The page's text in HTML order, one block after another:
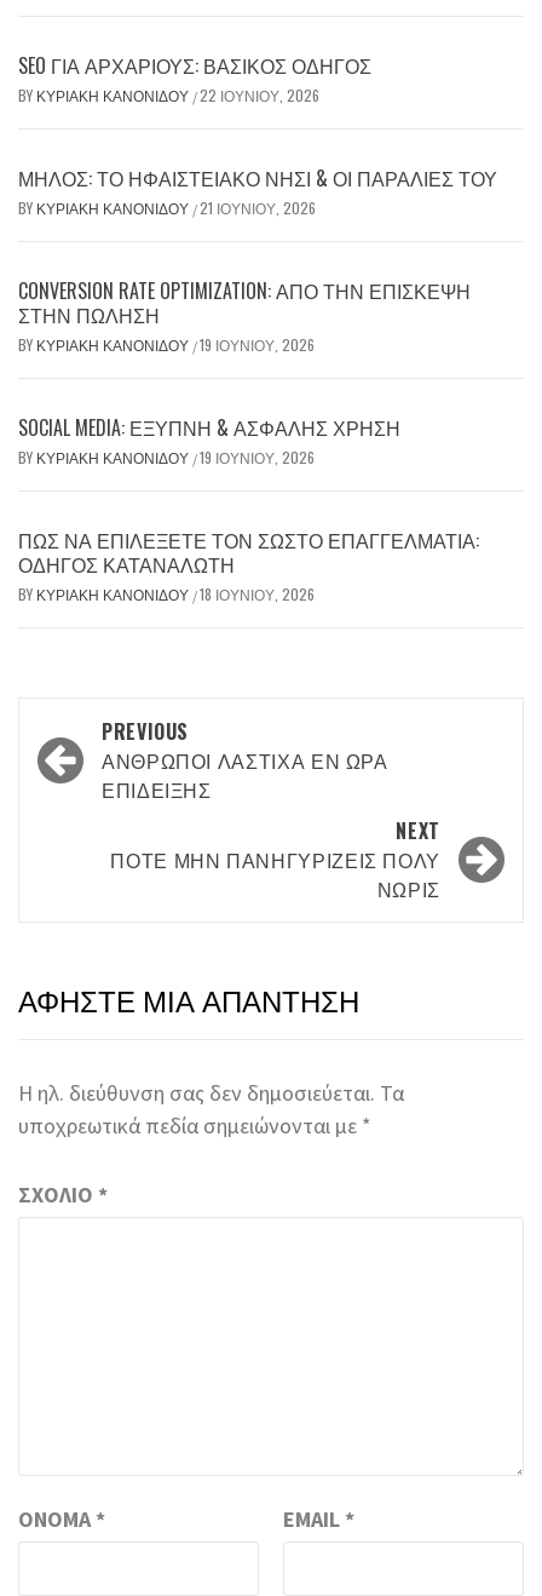
SEO ΓΙΑ ΑΡΧΆΡΙΟΥΣ: ΒΑΣΙΚΌΣ ΟΔΗΓΌΣ
BY ΚΥΡΙΑΚΉ ΚΑΝΟΝΊΔΟΥ /22 ΙΟΥΝΊΟΥ, 2026
ΜΉΛΟΣ: ΤΟ ΗΦΑΙΣΤΕΙΑΚΌ ΝΗΣΊ & ΟΙ ΠΑΡΑΛΊΕΣ ΤΟΥ
BY ΚΥΡΙΑΚΉ ΚΑΝΟΝΊΔΟΥ /21 ΙΟΥΝΊΟΥ, 2026
CONVERSION RATE OPTIMIZATION: ΑΠΌ ΤΗΝ ΕΠΊΣΚΕΨΗ
ΣΤΗΝ ΠΏΛΗΣΗ
BY ΚΥΡΙΑΚΉ ΚΑΝΟΝΊΔΟΥ /19 ΙΟΥΝΊΟΥ, 2026
SOCIAL MEDIA: ΈΞΥΠΝΗ & ΑΣΦΑΛΉΣ ΧΡΉΣΗ
BY ΚΥΡΙΑΚΉ ΚΑΝΟΝΊΔΟΥ /19 ΙΟΥΝΊΟΥ, 2026
ΠΏΣ ΝΑ ΕΠΙΛΈΞΕΤΕ ΤΟΝ ΣΩΣΤΌ ΕΠΑΓΓΕΛΜΑΤΊΑ:
ΟΔΗΓΌΣ ΚΑΤΑΝΑΛΩΤΉ
BY ΚΥΡΙΑΚΉ ΚΑΝΟΝΊΔΟΥ /18 ΙΟΥΝΊΟΥ, 2026
Post
navigation
PREVIOUS
ΆΝΘΡΩΠΟΙ ΛΆΣΤΙΧΑ ΕΝ ΏΡΑ
ΕΠΊΔΕΙΞΗΣ
NEXT
ΠΟΤΈ ΜΗΝ ΠΑΝΗΓΥΡΊΖΕΙΣ ΠΟΛΎ
ΝΩΡΊΣ
ΑΦΉΣΤΕ ΜΙΑ ΑΠΆΝΤΗΣΗ
Η ηλ. διεύθυνση σας δεν δημοσιεύεται. Τα
υποχρεωτικά πεδία σημειώνονται με *
ΣΧΌΛΙΟ *
ΌΝΟΜΑ* EMAIL *